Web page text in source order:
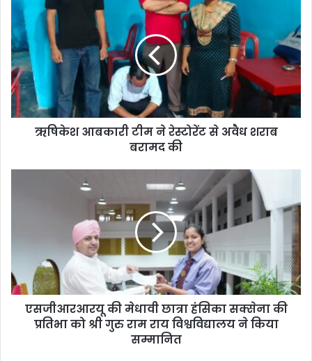
ऋषिकेश आबकारी टीम ने रेस्टोरेंट से अवैध शराब
बरामद की
एसजीआरआरयू की मेधावी छात्रा हंसिका सक्सेना की
प्रतिभा को श्री गुरु राम राय विश्वविद्यालय ने किया
सम्मानित